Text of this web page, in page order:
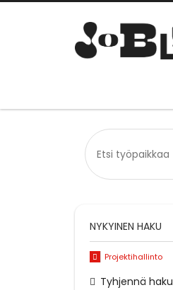
NYKYINEN HAKU
Projektihallinto
Tyhjennä haku